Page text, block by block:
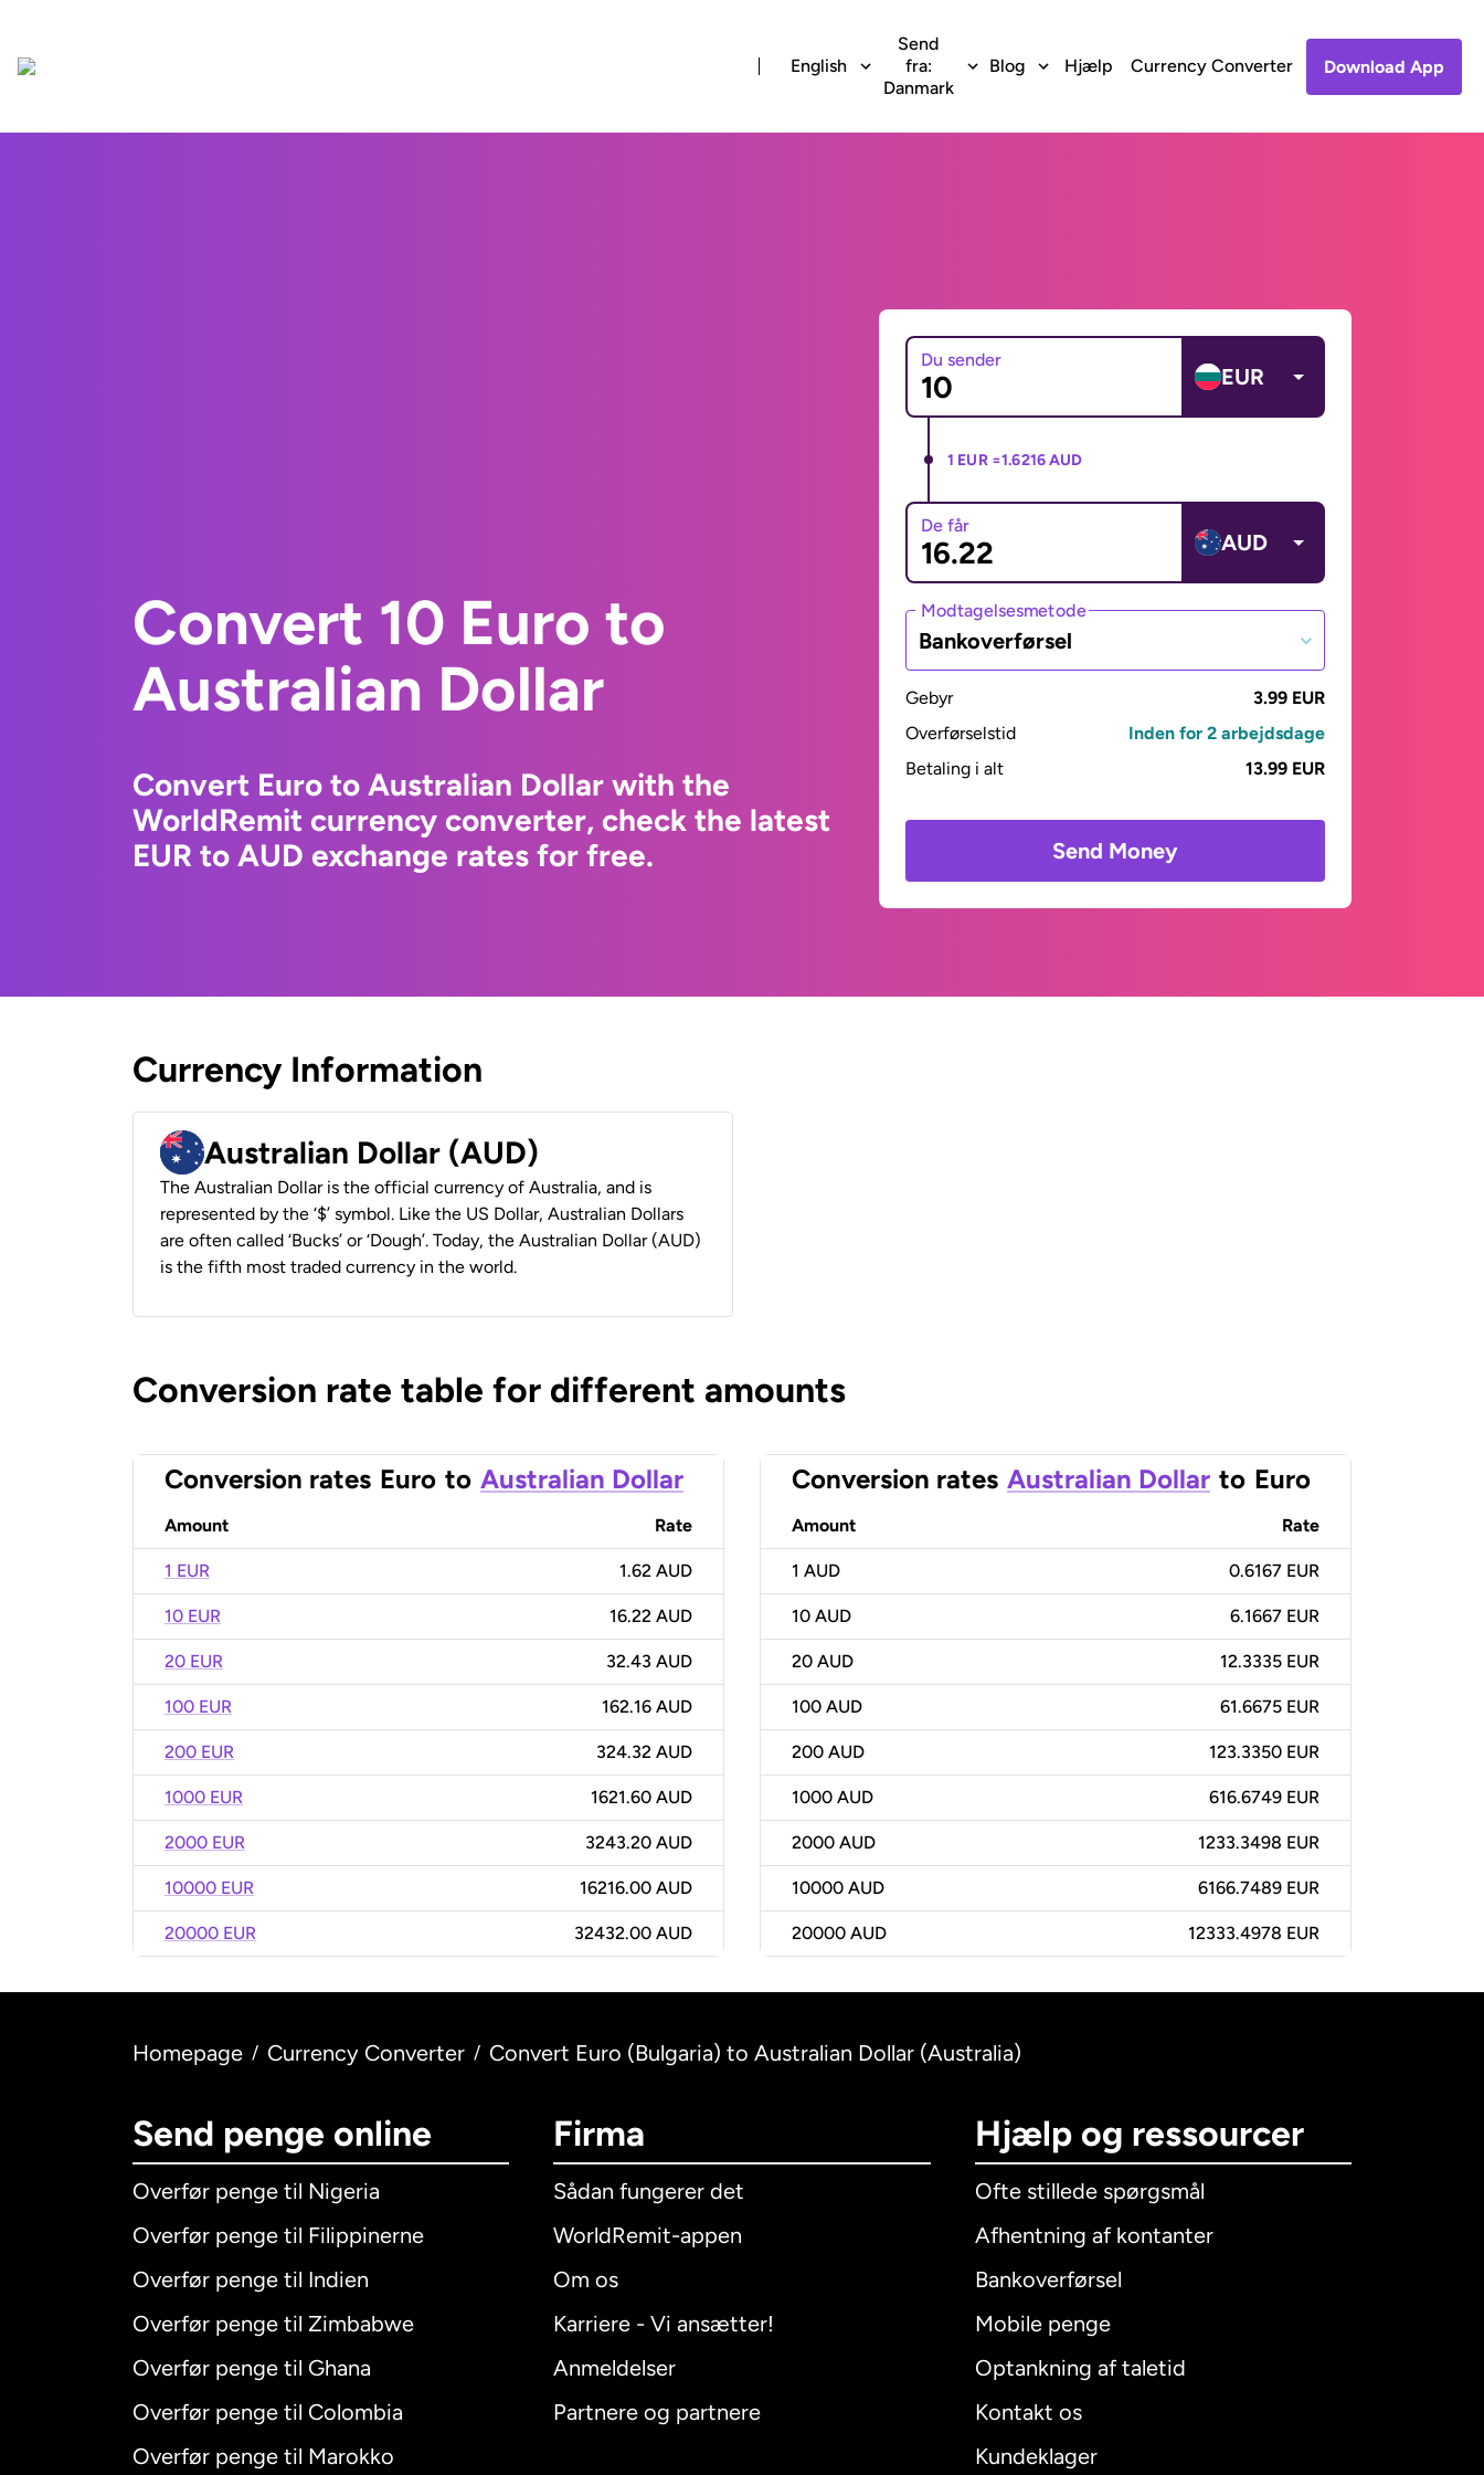
English
Send
fra:
Danmark
Blog Hjælp Currency Converter Download App
Convert 10 Euro to
Australian Dollar
Convert Euro to Australian Dollar with the
WorldRemit currency converter, check the latest
EUR to AUD exchange rates for free.
Du sender
EUR
1 EUR =1.6216 AUD
De får
AUD
Modtagelsesmetode
Bankoverførsel
Gebyr
3.99 EUR
Overførselstid
Inden for 2 arbejdsdage
Betaling i alt
13.99 EUR
Send Money
Currency Information
Australian Dollar (AUD)
The Australian Dollar is the official currency of Australia, and is
represented by the ‘$’ symbol. Like the US Dollar, Australian Dollars
are often called ‘Bucks’ or ‘Dough’. Today, the Australian Dollar (AUD)
is the fifth most traded currency in the world.
Conversion rate table for different amounts
Conversion rates Euro to Australian Dollar
Amount Rate
1 EUR 1.62 AUD
10 EUR 16.22 AUD
20 EUR 32.43 AUD
100 EUR 162.16 AUD
200 EUR 324.32 AUD
1000 EUR 1621.60 AUD
2000 EUR 3243.20 AUD
10000 EUR 16216.00 AUD
20000 EUR 32432.00 AUD
Conversion rates Australian Dollar to Euro
Amount Rate
1 AUD 0.6167 EUR
10 AUD 6.1667 EUR
20 AUD 12.3335 EUR
100 AUD 61.6675 EUR
200 AUD 123.3350 EUR
1000 AUD 616.6749 EUR
2000 AUD 1233.3498 EUR
10000 AUD 6166.7489 EUR
20000 AUD 12333.4978 EUR
Homepage / Currency Converter / Convert Euro (Bulgaria) to Australian Dollar (Australia)
Send penge online
Overfør penge til Nigeria
Overfør penge til Filippinerne
Overfør penge til Indien
Overfør penge til Zimbabwe
Overfør penge til Ghana
Overfør penge til Colombia
Overfør penge til Marokko
Firma
Sådan fungerer det
WorldRemit-appen
Om os
Karriere - Vi ansætter!
Anmeldelser
Partnere og partnere
Hjælp og ressourcer
Ofte stillede spørgsmål
Afhentning af kontanter
Bankoverførsel
Mobile penge
Optankning af taletid
Kontakt os
Kundeklager